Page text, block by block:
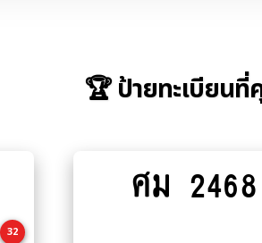
🏆 ป้ายทะเบียนที่
32
Add
to
ศม 2468